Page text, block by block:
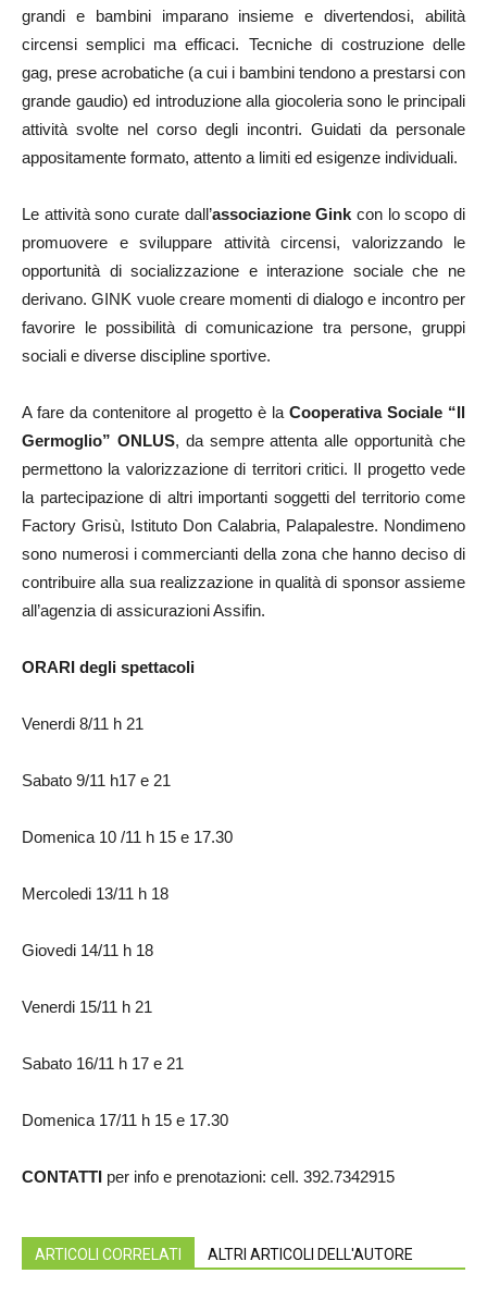
grandi e bambini imparano insieme e divertendosi, abilità
circensi semplici ma efficaci. Tecniche di costruzione delle
gag, prese acrobatiche (a cui i bambini tendono a prestarsi con
grande gaudio) ed introduzione alla giocoleria sono le principali
attività svolte nel corso degli incontri. Guidati da personale
appositamente formato, attento a limiti ed esigenze individuali.
Le attività sono curate dall’associazione Gink con lo scopo di
promuovere e sviluppare attività circensi, valorizzando le
opportunità di socializzazione e interazione sociale che ne
derivano. GINK vuole creare momenti di dialogo e incontro per
favorire le possibilità di comunicazione tra persone, gruppi
sociali e diverse discipline sportive.
A fare da contenitore al progetto è la Cooperativa Sociale “Il
Germoglio” ONLUS, da sempre attenta alle opportunità che
permettono la valorizzazione di territori critici. Il progetto vede
la partecipazione di altri importanti soggetti del territorio come
Factory Grisù, Istituto Don Calabria, Palapalestre. Nondimeno
sono numerosi i commercianti della zona che hanno deciso di
contribuire alla sua realizzazione in qualità di sponsor assieme
all’agenzia di assicurazioni Assifin.
ORARI degli spettacoli
Venerdi 8/11 h 21
Sabato 9/11 h17 e 21
Domenica 10 /11 h 15 e 17.30
Mercoledi 13/11 h 18
Giovedi 14/11 h 18
Venerdi 15/11 h 21
Sabato 16/11 h 17 e 21
Domenica 17/11 h 15 e 17.30
CONTATTI per info e prenotazioni: cell. 392.7342915
ARTICOLI CORRELATI ALTRI ARTICOLI DELL'AUTORE